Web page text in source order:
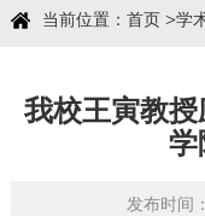
学术交流
当前位置： 首页>学
我校王寅教
学
发布时间